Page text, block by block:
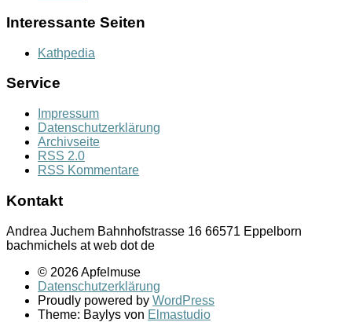
Interessante Seiten
Kathpedia
Service
Impressum
Datenschutzerklärung
Archivseite
RSS 2.0
RSS Kommentare
Kontakt
Andrea Juchem Bahnhofstrasse 16 66571 Eppelborn
bachmichels at web dot de
© 2026 Apfelmuse
Datenschutzerklärung
Proudly powered by WordPress
Theme: Baylys von Elmastudio